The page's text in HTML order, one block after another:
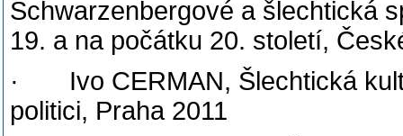
Schwarzenbergové a šlechtická
19. a na počátku 20. století,
· Ivo CERMAN, Šlechtická
politici, Praha 2011